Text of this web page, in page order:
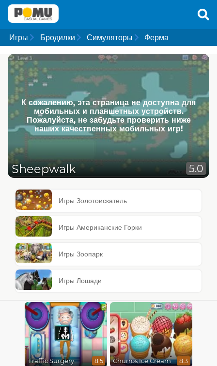
Игры Бродилки Симуляторы Ферма
К сожалению, эта страница не доступна для
мобильных и планшетных устройств.
Пожалуйста, не забудьте проверить ниже
наших качественных мобильных игр!
Sheepwalk 5.0
Игры Золотоискатель
Игры Американские Горки
Игры Зоопарк
Игры Лошади
Traffic Surgery 8.5 Churros Ice Cream 8.3